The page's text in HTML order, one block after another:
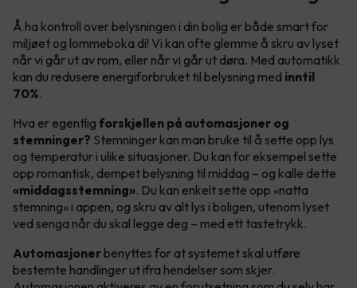
Å ha kontroll over belysningen i din bolig er både smart for
miljøet og lommeboka di! Vi kan ofte glemme å skru av lyset
når vi går ut av rom, eller når vi går ut døra. Med automatikk
kan du redusere energiforbruket til belysning med inntil
70%.
Hva er egentlig forskjellen på automasjoner og
stemninger? Stemninger kan man bruke til å sette opp lys
og temperatur i ulike situasjoner. Du kan for eksempel sette
opp romantisk, dempet belysning til middag – og kalle dette
«middagsstemning». Du kan enkelt sette opp «natta
stemning» i appen, og skru av alt lys i boligen, utenom lyset
ved senga når du skal legge deg – med ett tastetrykk.
Automasjonerbenyttes for at systemet skal utføre
bestemte handlinger ut ifra hendelser som skjer.